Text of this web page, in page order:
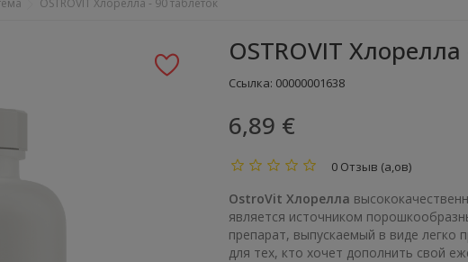
OSTROVIT Хлорелла - 90 таблеток
OSTROVIT
Ссылка: 00000001638
6,89 €
0 Отзыв (а,ов)
OstroVit Хлорелла
является источником
препарат, выпускаемый в виде легко
для тех, кто хочет дополнить свой